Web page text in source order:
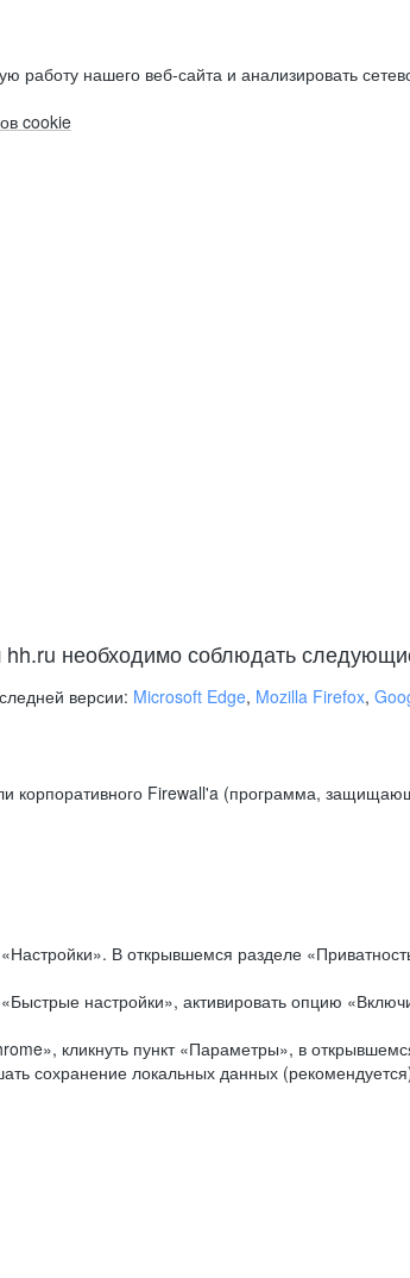
нашего веб-сайта и анализировать
cookie
необходимо соблюдать
версии: Microsoft Edge, Mozilla Firefox,
корпоративного Firewall'a (программа,
В открывшемся разделе
настройки», активировать опцию
кликнуть пункт «Параметры», в
сохранение локальных данных